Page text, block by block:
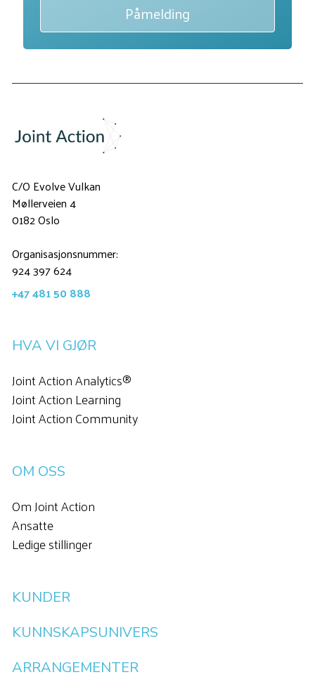
Påmelding
C/O Evolve Vulkan
Møllerveien 4
0182 Oslo
Organisasjonsnummer:
924 397 624
+47 481 50 888
HVA VI GJØR
Joint Action Analytics®
Joint Action Learning
Joint Action Community
OM OSS
Om Joint Action
Ansatte
Ledige stillinger
KUNDER
KUNNSKAPSUNIVERS
ARRANGEMENTER